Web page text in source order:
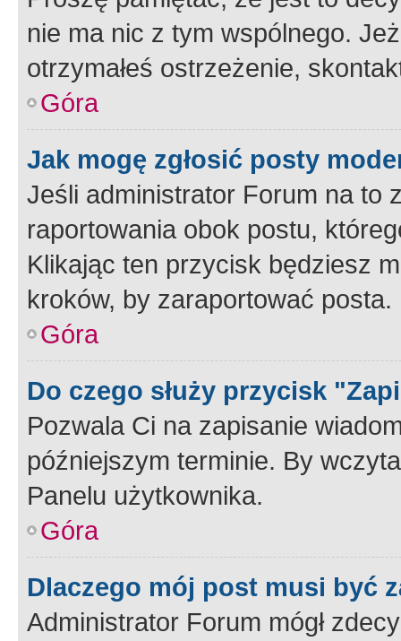
nie ma nic z tym wspólnego.
otrzymałeś ostrzeżenie,
Góra
Jak mogę zgłosić posty
Jeśli administrator Forum na to
raportowania obok postu,
Klikając ten przycisk będziesz
kroków, by zaraportować posta.
Góra
Do czego służy przycisk
Pozwala Ci na zapisanie
późniejszym terminie. By
Panelu użytkownika.
Góra
Dlaczego mój post musi być
Administrator Forum mógł